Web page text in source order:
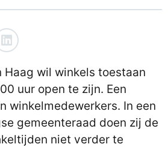
Haag wil winkels toestaan
uur open te zijn. Een
winkelmedewerkers. In een
gemeenteraad doen zij de
niet verder te